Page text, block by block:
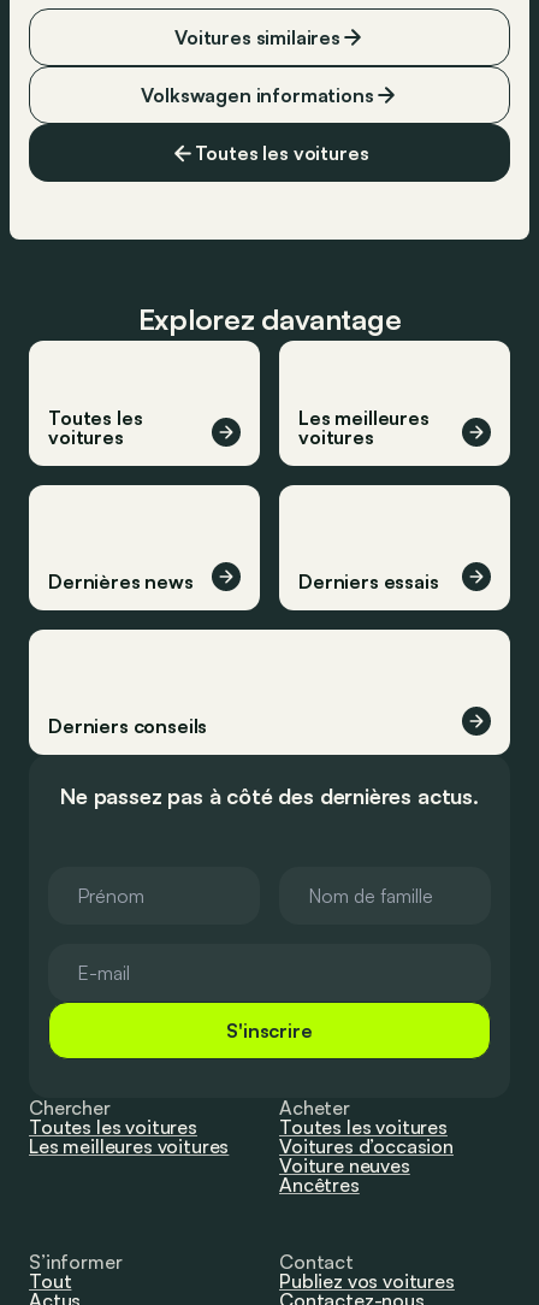
Toutes les voitures
Volkswagen informations
Voitures similaires
Explorez davantage
Toutes les
voitures
Les meilleures
voitures
Dernières news Derniers essais
Derniers conseils
Ne passez pas à côté des dernières actus.
S'inscrire
Chercher
Toutes les voitures
Les meilleures voitures
Acheter
Toutes les voitures
Voitures d’occasion
Voiture neuves
Ancêtres
S’informer
Tout
Actus
Contact
Publiez vos voitures
Contactez-nous